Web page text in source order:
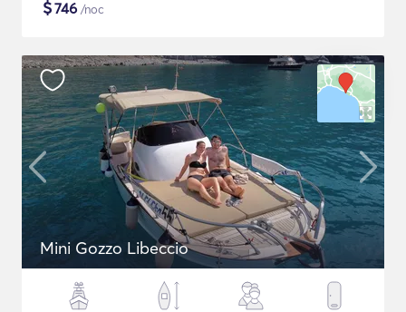
$746 /noc
Mini Gozzo Libeccio